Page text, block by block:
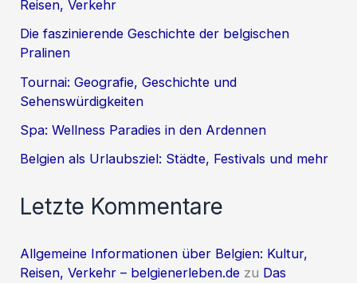
Reisen, Verkehr
Die faszinierende Geschichte der belgischen
Pralinen
Tournai: Geografie, Geschichte und
Sehenswürdigkeiten
Spa: Wellness Paradies in den Ardennen
Belgien als Urlaubsziel: Städte, Festivals und mehr
Letzte Kommentare
Allgemeine Informationen über Belgien: Kultur,
Reisen, Verkehr – belgienerleben.de zu Das